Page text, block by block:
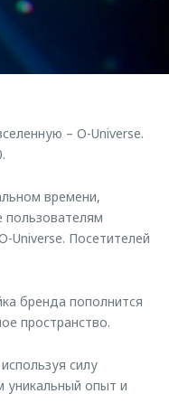
– O-Universe.
времени,
пользователям
Universe. Посетителей
бренда пополнится
пространство.
силу
уникальный опыт и